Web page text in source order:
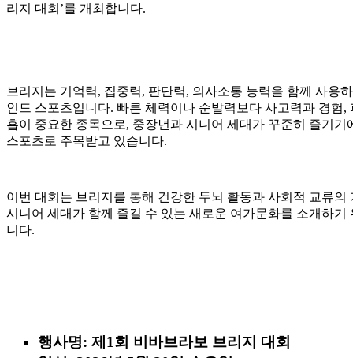
리지 대회’를 개최합니다.
브리지는 기억력, 집중력, 판단력, 의사소통 능력을 함께 사용
인드 스포츠입니다. 빠른 체력이나 순발력보다 사고력과 경험,
흡이 중요한 종목으로, 중장년과 시니어 세대가 꾸준히 즐기기
스포츠로 주목받고 있습니다.
이번 대회는 브리지를 통해 건강한 두뇌 활동과 사회적 교류의
시니어 세대가 함께 즐길 수 있는 새로운 여가문화를 소개하기
니다.
행사명: 제1회 비바브라보 브리지 대회